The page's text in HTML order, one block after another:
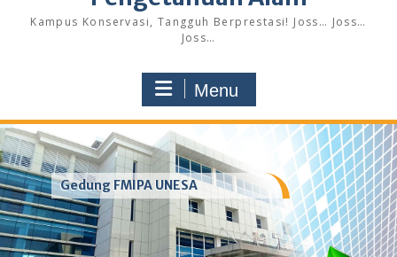
Kampus Konservasi, Tangguh Berprestasi! Joss… Joss…
Joss…
Menu
Gedung FMIPA UNESA